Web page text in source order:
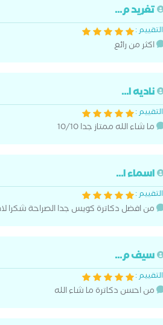
تغريد م...
التقييم :
اكثر من رائع
ناديه ا...
التقييم :
ما شاء الله ممتاز جدا 10/10
اسماء ا...
التقييم :
من افضل دكاترة كويس جدا الصراحة شكرا
سيف م...
التقييم :
من احسن دكاترة ما شاء الله